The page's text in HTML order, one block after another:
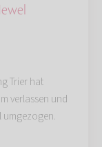
Trier hat
verlassen und
umgezogen.